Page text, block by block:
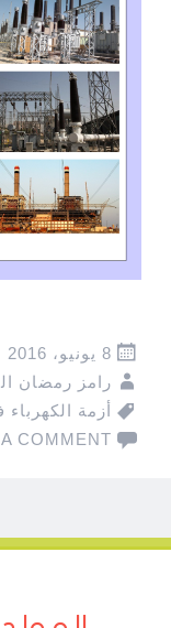
8 يونيو، 2016
رامز رمضان
أزمة
COMMENT